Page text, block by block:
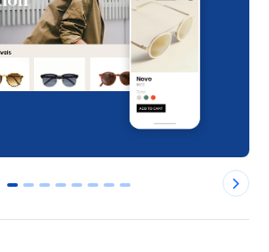
0 1 2 3 4 5 6 7